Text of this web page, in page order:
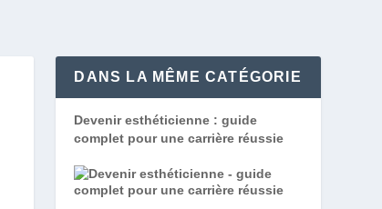
DANS LA MÊME CATÉGORIE
Devenir esthéticienne : guide
complet pour une carrière réussie